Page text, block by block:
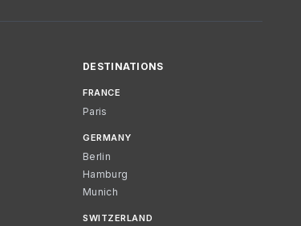
DESTINATIONS
FRANCE
Paris
GERMANY
Berlin
Hamburg
Munich
SWITZERLAND